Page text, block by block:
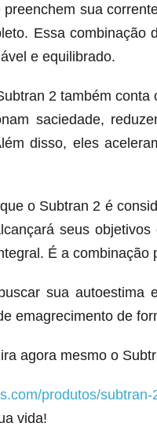
sua
Essa combinação
e equilibrado.
2 também
saciedade,
disso, eles
o Subtran 2 é
seus
É a combinação
sua
emagrecimento de
agora mesmo o
produtos/subtran-
vida!